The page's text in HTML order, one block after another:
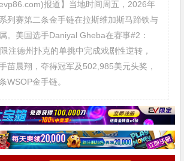
报道】当地时间周五，2026年
列赛第二条金手链在拉斯维加斯马蹄铁与
。美国选手Daniyal Gheba在赛事#2：
注德州扑克的单挑中完成戏剧性逆转，
苗晨翔，夺得冠军及502,985美元头奖，
WSOP金手链。